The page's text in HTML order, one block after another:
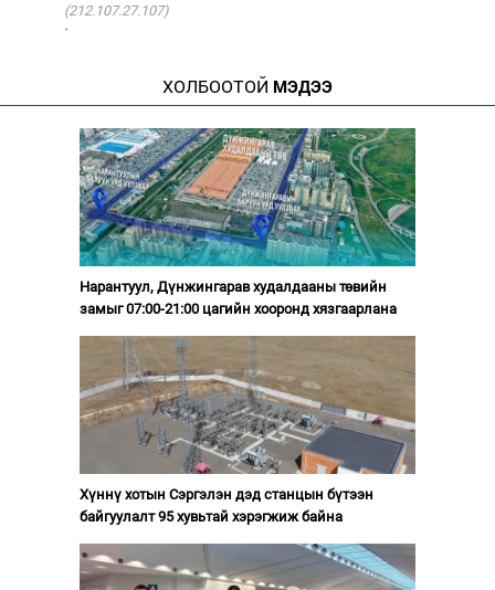
(212.107.27.107)
·
ХОЛБООТОЙ МЭДЭЭ
Нарантуул, Дүнжингарав худалдааны төвийн
замыг 07:00-21:00 цагийн хооронд хязгаарлана
Хүннү хотын Сэргэлэн дэд станцын бүтээн
байгуулалт 95 хувьтай хэрэгжиж байна